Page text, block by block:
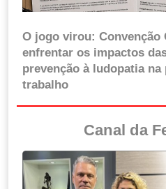
O jogo virou: Convenção
enfrentar os impactos
prevenção à ludopatia
trabalho
Canal da